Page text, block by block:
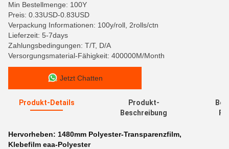
Min Bestellmenge: 100Y
Preis: 0.33USD-0.83USD
Verpackung Informationen: 100y/roll, 2rolls/ctn
Lieferzeit: 5-7days
Zahlungsbedingungen: T/T, D/A
Versorgungsmaterial-Fähigkeit: 400000M/Month
Jetzt Chatten
Produkt-Details
Produkt-
Beschreibung
Hervorheben: 1480mm Polyester-Transparenzfilm,
Klebefilm eaa-Polyester